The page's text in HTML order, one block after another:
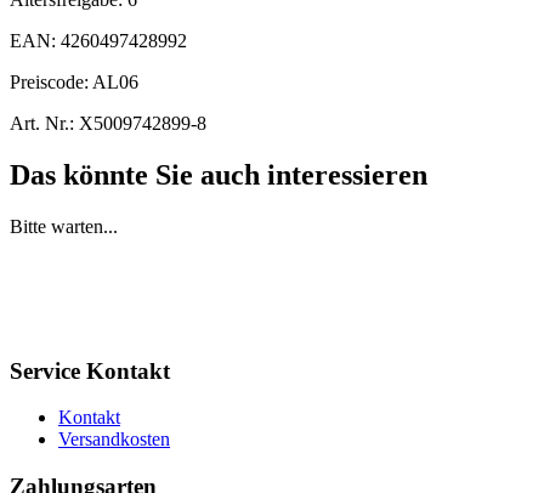
EAN: 4260497428992
Preiscode: AL06
Art. Nr.: X5009742899-8
Das könnte Sie auch interessieren
Bitte warten...
Service Kontakt
Kontakt
Versandkosten
Zahlungsarten